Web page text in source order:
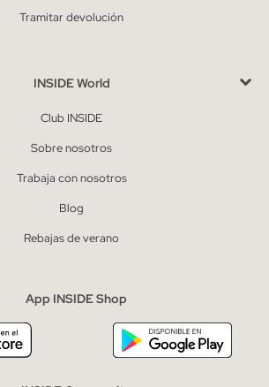
Tramitar devolución
INSIDE World
Club INSIDE
Sobre nosotros
Trabaja con nosotros
Blog
Rebajas de verano
App INSIDE Shop